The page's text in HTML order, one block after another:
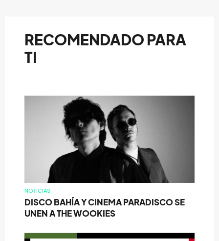
RECOMENDADO PARA
TI
NOTICIAS
DISCO BAHÍA Y CINEMA PARADISCO SE
UNEN A THE WOOKIES